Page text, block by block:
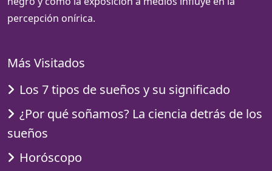
percepción onírica.
Más Visitados
Los 7 tipos de sueños y su significado
¿Por qué soñamos? La ciencia detrás de los
sueños
Horóscopo